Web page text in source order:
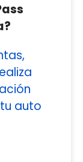
auto